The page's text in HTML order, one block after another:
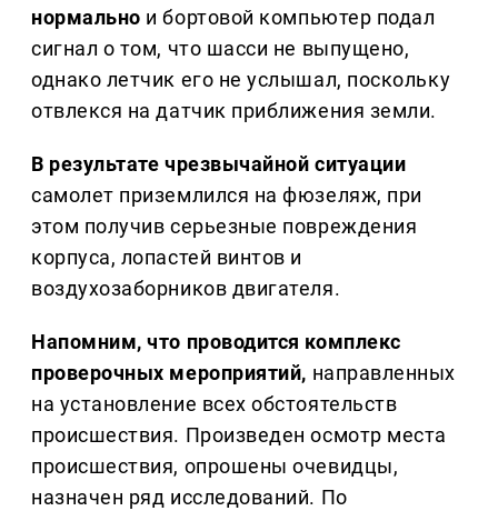
нормально и бортовой компьютер подал
сигнал о том, что шасси не выпущено,
однако летчик его не услышал, поскольку
отвлекся на датчик приближения земли.
В результате чрезвычайной ситуации
самолет приземлился на фюзеляж, при
этом получив серьезные повреждения
корпуса, лопастей винтов и
воздухозаборников двигателя.
Напомним, что проводится комплекс
проверочных мероприятий, направленных
на установление всех обстоятельств
происшествия. Произведен осмотр места
происшествия, опрошены очевидцы,
назначен ряд исследований. По